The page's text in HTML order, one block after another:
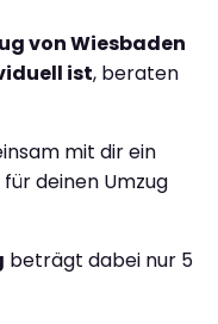
von Wiesbaden
ist, beraten
mit dir ein
für deinen Umzug
beträgt dabei nur 5